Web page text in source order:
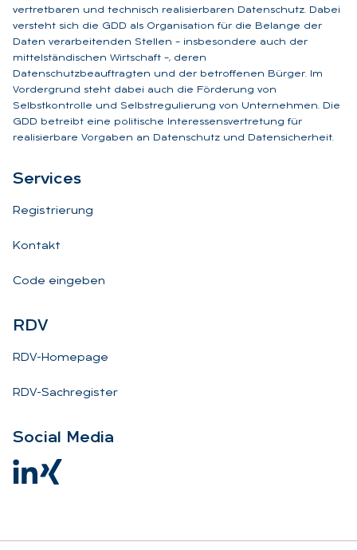
vertretbaren und technisch realisierbaren Datenschutz. Dabei
versteht sich die GDD als Organisation für die Belange der
Daten verarbeitenden Stellen – insbesondere auch der
mittelständischen Wirtschaft –, deren
Datenschutzbeauftragten und der betroffenen Bürger. Im
Vordergrund steht dabei auch die Förderung von
Selbstkontrolle und Selbstregulierung von Unternehmen. Die
GDD betreibt eine politische Interessensvertretung für
realisierbare Vorgaben an Datenschutz und Datensicherheit.
Ser­vices
Registrierung
Kontakt
Code eingeben
RDV
RDV-Homepage
RDV-Sachregister
So­ci­al Me­dia